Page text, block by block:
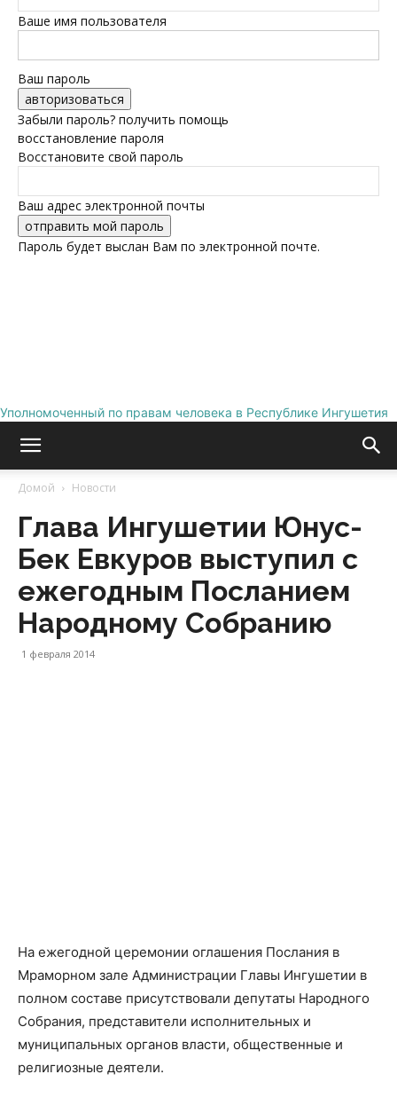
Ваше имя пользователя
Ваш пароль
Забыли пароль? получить помощь
восстановление пароля
Восстановите свой пароль
Ваш адрес электронной почты
Пароль будет выслан Вам по электронной почте.
Уполномоченный по правам человека в Республике Ингушетия
Домой Новости
Глава Ингушетии Юнус-
Бек Евкуров выступил с
ежегодным Посланием
Народному Собранию
1 февраля 2014
На ежегодной церемонии оглашения Послания в
Мраморном зале Администрации Главы Ингушетии в
полном составе присутствовали депутаты Народного
Собрания, представители исполнительных и
муниципальных органов власти, общественные и
религиозные деятели.